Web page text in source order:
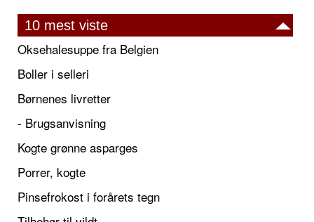
10 mest viste
Oksehalesuppe fra Belgien
Boller i selleri
Børnenes livretter
- Brugsanvisning
Kogte grønne asparges
Porrer, kogte
Pinsefrokost i forårets tegn